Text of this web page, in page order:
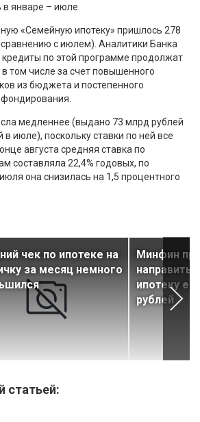
в январе – июле.
«Семейную ипотеку» пришлось 278
с июлем). Аналитики Банка
по этой программе продолжат
том числе за счет повышенного
из бюджета и постепенного
медленнее (выдано 73 млрд рублей
июле), поскольку ставки по ней все
августа средняя ставка по
составляла 22,4% годовых, по
она снизилась на 1,5 процентного
чек по ипотеке на
за месяц немного
Минфин
направить
ипотеку
рублей
статьей: